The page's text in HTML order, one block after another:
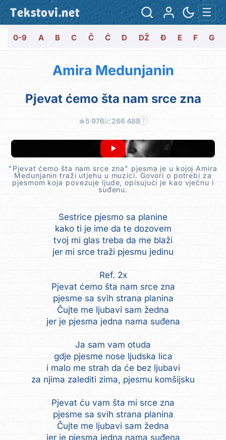
Tekstovi.net ☰
0-9 A B C Č Ć D DŽ Đ E F G
Amira Medunjanin
Pjevat ćemo šta nam srce zna
🔥5 976📈266 488 ?
"Pjevat ćemo šta nam srce zna" pjesma je u kojoj Amira
Medunjanin traži utjehu u muzici. Govori o potrebi za
pjesmom koja povezuje ljude, opisujući je kao vječnu i
suđenu.
Sestrice pjesmo sa planine
kako ti je ime da te dozovem
tvoj mi glas treba da me blaži
jer mi srce traži pjesmu jedinu
Ref. 2x
Pjevat ćemo šta nam srce zna
pjesme sa svih strana planina
Čujte me ljubavi sam žedna
jer je pjesma jedna nama suđena
Ja sam vam otuda
gdje pjesme nose ljudska lica
i malo me strah da će bez ljubavi
za njima zalediti zima, pjesmu komšijsku
Pjevat ću vam šta mi srce zna
pjesme sa svih strana planina
Čujte me ljubavi sam žedna
jer je pjesma jedna nama suđena